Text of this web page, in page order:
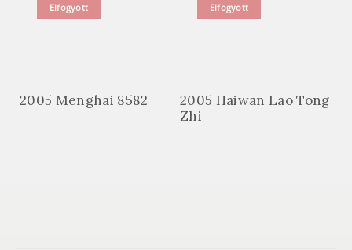
Elfogyott
2005 Menghai 8582
Elfogyott
2005 Haiwan Lao Tong
Zhi